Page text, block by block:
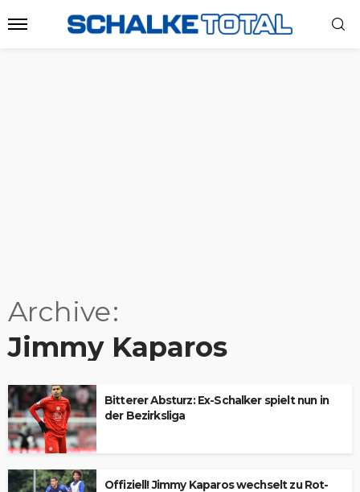
Archive
Jimmy Kaparos
Bitterer Absturz: Ex-Schalker spielt nun in
der Bezirksliga
Offiziell! Jimmy Kaparos wechselt zu Rot-